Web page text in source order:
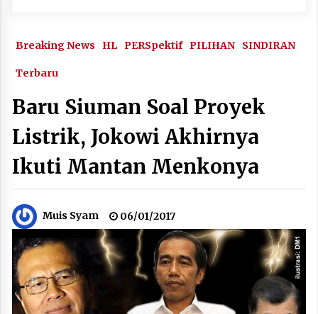
Breaking News HL PERSpektif PILIHAN SINDIRAN
Terbaru
Baru Siuman Soal Proyek
Listrik, Jokowi Akhirnya
Ikuti Mantan Menkonya
Muis Syam 06/01/2017